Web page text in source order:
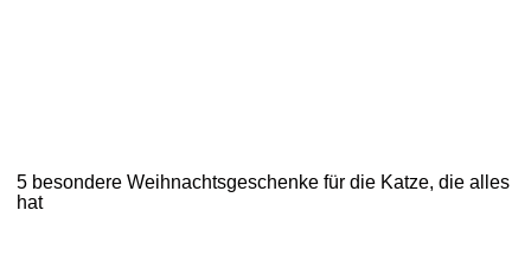
5 besondere Weihnachtsgeschenke für die Katze, die alles
hat